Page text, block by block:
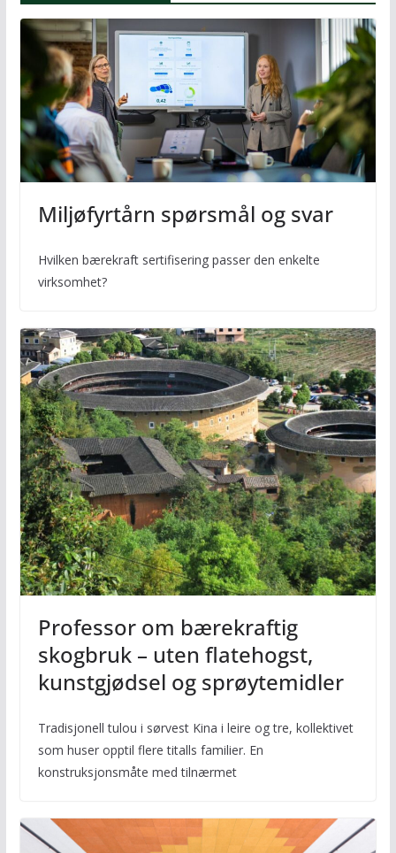
Miljøfyrtårn spørsmål og svar
Hvilken bærekraft sertifisering passer den enkelte
virksomhet?
Professor om bærekraftig
skogbruk – uten flatehogst,
kunstgjødsel og sprøytemidler
Tradisjonell tulou i sørvest Kina i leire og tre, kollektivet
som huser opptil flere titalls familier. En
konstruksjonsmåte med tilnærmet